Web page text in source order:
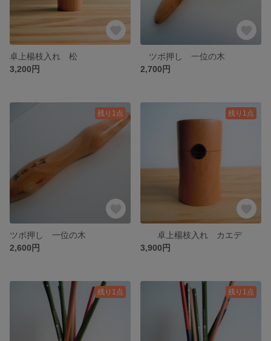
卓上楊枝入れ 松
3,200円
ツボ押し 一位の木
2,700円
残り1点
ツボ押し 一位の木
2,600円
残り1点
卓上楊枝入れ カエデ
3,900円
残り1点 残り1点